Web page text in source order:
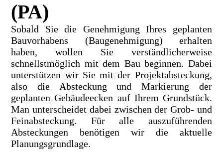
(PA)
Sobald Sie die Genehmigung Ihres geplanten
Bauvorhabens (Baugenehmigung) erhalten
haben, wollen Sie verständlicherweise
schnellstmöglich mit dem Bau beginnen. Dabei
unterstützen wir Sie mit der Projektabsteckung,
also die Absteckung und Markierung der
geplanten Gebäudeecken auf Ihrem Grundstück.
Man unterscheidet dabei zwischen der Grob- und
Feinabsteckung. Für alle auszuführenden
Absteckungen benötigen wir die aktuelle
Planungsgrundlage.